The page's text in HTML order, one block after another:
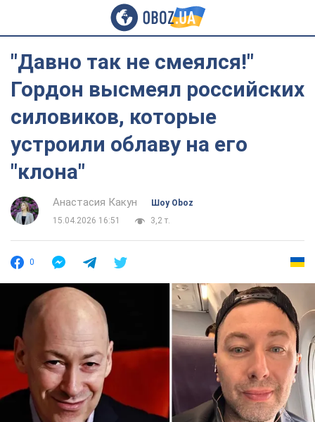
"Давно так не смеялся!"
Гордон высмеял российских
силовиков, которые
устроили облаву на его
"клона"
Анастасия Какун
Шоу Oboz
15.04.2026 16:51
3,2 т.
0